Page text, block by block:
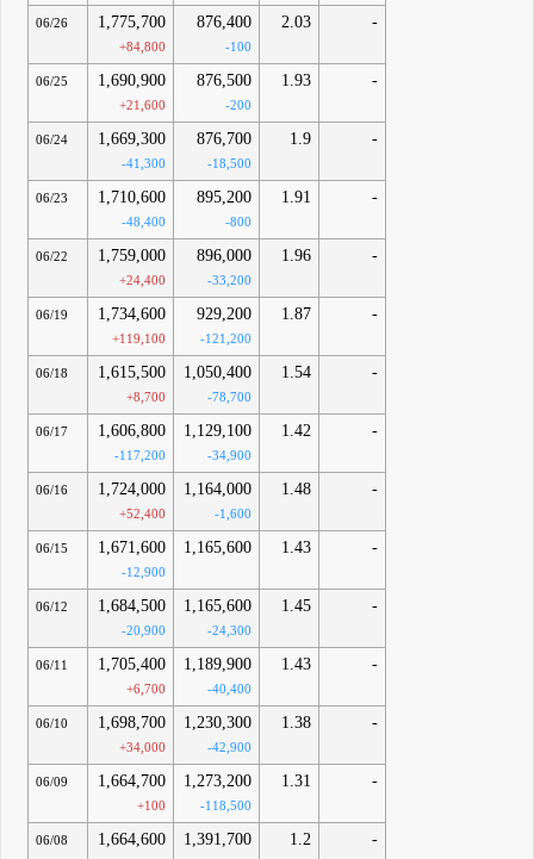
06/26 1,775,700
+84,800
876,400
-100
2.03 -
06/25 1,690,900
+21,600
876,500
-200
1.93 -
06/24 1,669,300
-41,300
876,700
-18,500
1.9 -
06/23 1,710,600
-48,400
895,200
-800
1.91 -
06/22 1,759,000
+24,400
896,000
-33,200
1.96 -
06/19 1,734,600
+119,100
929,200
-121,200
1.87 -
06/18 1,615,500
+8,700
1,050,400
-78,700
1.54 -
06/17 1,606,800
-117,200
1,129,100
-34,900
1.42 -
06/16 1,724,000
+52,400
1,164,000
-1,600
1.48 -
06/15 1,671,600
-12,900
1,165,600 1.43 -
06/12 1,684,500
-20,900
1,165,600
-24,300
1.45 -
06/11 1,705,400
+6,700
1,189,900
-40,400
1.43 -
06/10 1,698,700
+34,000
1,230,300
-42,900
1.38 -
06/09 1,664,700
+100
1,273,200
-118,500
1.31 -
06/08 1,664,600 1,391,700 1.2 -